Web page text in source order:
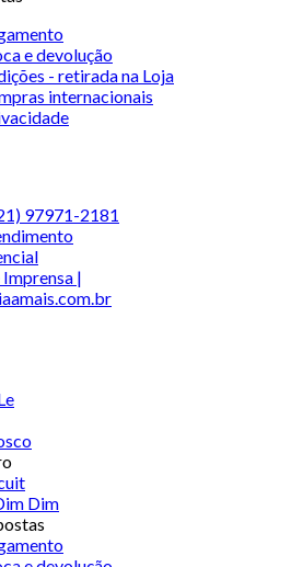
e devolução
- retirada na Loja
internacionais
97971-2181
|
Dim